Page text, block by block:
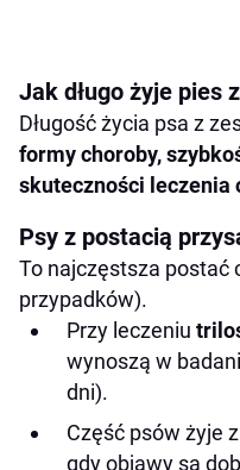
Jak długo żyje pies
Długość życia psa z
formy choroby,
skuteczności leczenia
Psy z postacią
To najczęstsza postać
przypadków).
Przy leczeniu
wynoszą w
dni).
Część psów żyje
gdy objawy są